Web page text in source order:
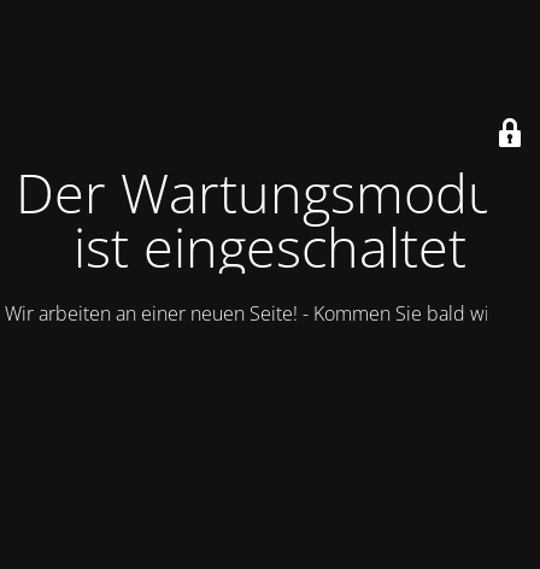
Der Wartungsmodus
ist eingeschaltet
Wir arbeiten an einer neuen Seite! - Kommen Sie bald wieder.